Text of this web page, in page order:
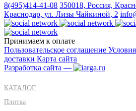
8(495)414-41-08 350018, Россия,
Краснодар, ул. Лизы Чайкиной, 2
Принимаем к оплате
Пользовательское соглашение
доставки Карта сайта
Разработка сайта —
КАТАЛОГ
Плитка